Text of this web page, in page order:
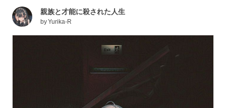
親族と才能に殺された人生
byYurika-R